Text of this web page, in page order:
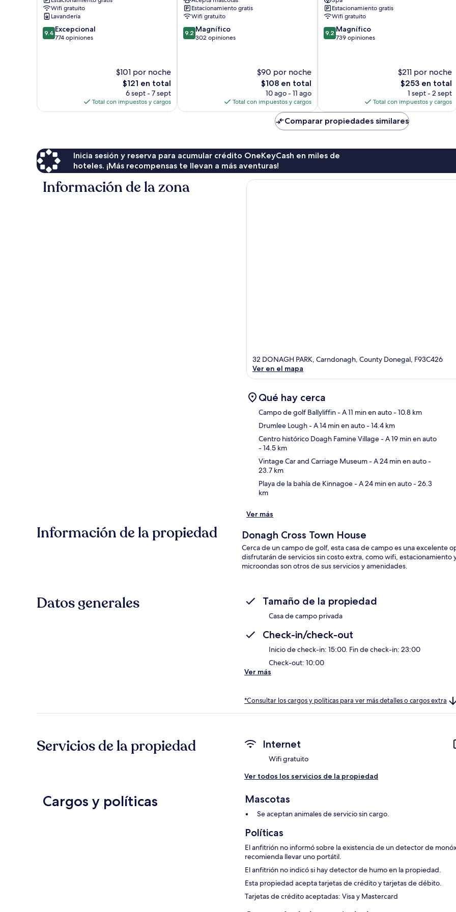
Enniskillen
Wifi gratuito
Lavandería
9.4
de
9.4 Excepcional
774 opiniones
$101 por noche
El
precio
actual
es
$121 en total
6 sept - 7 sept
Total con impuestos y cargos
Estacionamiento gratis
Wifi gratuito
9.2
de
9.2 Magnífico
302 opiniones
$90 por noche
El
precio
actual
es
$108 en total
10 ago - 11 ago
Total con impuestos y cargos
Estacionamiento gratis
Wifi gratuito
9.2
de
9.2 Magnífico
739 opiniones
$211 por noche
El
precio
actual
es
de
$253
$253 en total
1 sept - 2 sept
Total con impuestos y cargos
Comparar propiedades similares
Inicia sesión y reserva para acumular crédito OneKeyCash en miles de
hoteles. ¡Más recompensas te llevan a más aventuras!
Información de la zona
32 DONAGH PARK, Carndonagh, County Donegal, F93C426
Ver en el mapa
Qué hay cerca
Campo de golf Ballyliffin- A 11 min en auto- 10.8 km
Drumlee Lough- A 14 min en auto- 14.4 km
Centro histórico Doagh Famine Village- A 19 min en auto
- 14.5 km
Vintage Car and Carriage Museum- A 24 min en auto-
23.7 km
Playa de la bahía de Kinnagoe- A 24 min en auto- 26.3
km
Ver más
Información de la propiedad Donagh Cross Town House
Cerca de un campo de golf, esta casa de campo es una excelente
disfrutarán de servicios sin costo extra, como wifi,
microondas son otros de sus servicios y amenidades.
Datos generales Tamaño de la propiedad
Casa de campo privada
Check-in/check-out
Inicio de check-in: 15:00. Fin de check-in: 23:00
Check-out: 10:00
Ver más
*Consultar los cargos y políticas para ver más detalles o cargos extra
Servicios de la propiedad Internet
Wifi gratuito
Ver todos los servicios de la propiedad
Cargos y políticas Mascotas
Se aceptan animales de servicio sin cargo.
Políticas
El anfitrión no informó sobre la existencia de un detector de
recomienda llevar uno portátil.
El anfitrión no indicó si hay detector de humo en la propiedad.
Esta propiedad acepta tarjetas de crédito y tarjetas de débito.
Tarjetas de crédito aceptadas: Visa y Mastercard